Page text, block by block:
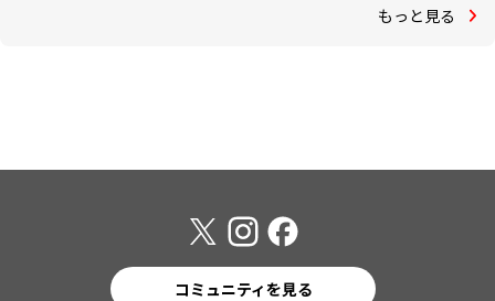
もっと見る
コミュニティを見る